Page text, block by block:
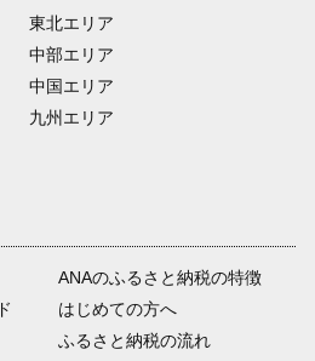
東北エリア
中部エリア
中国エリア
九州エリア
ANAのふるさと納税の特徴
はじめての方へ
ふるさと納税の流れ